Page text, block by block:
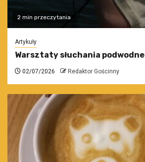
2 min przeczytania
Artykuły
Warsztaty słuchania
02/07/2026 Redaktor Gościnny